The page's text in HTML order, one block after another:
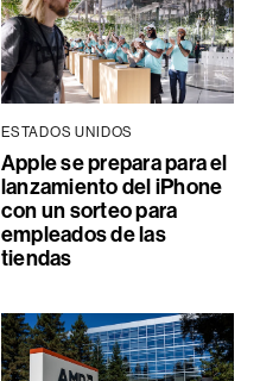
ESTADOS UNIDOS
Apple se prepara para el
lanzamiento del iPhone
con un sorteo para
empleados de las
tiendas